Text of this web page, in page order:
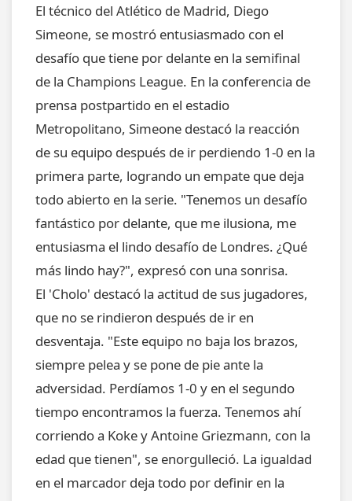
El técnico del Atlético de Madrid, Diego
Simeone, se mostró entusiasmado con el
desafío que tiene por delante en la semifinal
de la Champions League. En la conferencia de
prensa postpartido en el estadio
Metropolitano, Simeone destacó la reacción
de su equipo después de ir perdiendo 1-0 en la
primera parte, logrando un empate que deja
todo abierto en la serie. "Tenemos un desafío
fantástico por delante, que me ilusiona, me
entusiasma el lindo desafío de Londres. ¿Qué
más lindo hay?", expresó con una sonrisa.
El 'Cholo' destacó la actitud de sus jugadores,
que no se rindieron después de ir en
desventaja. "Este equipo no baja los brazos,
siempre pelea y se pone de pie ante la
adversidad. Perdíamos 1-0 y en el segundo
tiempo encontramos la fuerza. Tenemos ahí
corriendo a Koke y Antoine Griezmann, con la
edad que tienen", se enorgulleció. La igualdad
en el marcador deja todo por definir en la